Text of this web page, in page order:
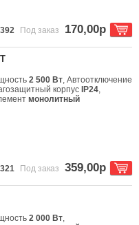
Под заказ 170,00р
2 500 Вт, Автоотключение
корпус IP24,
монолитный
Под заказ 359,00р
2 000 Вт,